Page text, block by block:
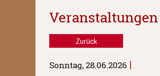
Veranstaltungen
Zurück
Sonntag, 28.06.2026 |